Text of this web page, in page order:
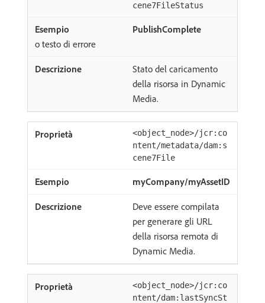
cene7FileStatus
PublishComplete
o testo di errore
Stato del caricamento
della risorsa in Dynamic
Media.
<object_node>/jcr:co
ntent/metadata/dam:s
cene7File
myCompany/myAssetID
Deve essere compilata
per generare gli URL
della risorsa remota di
Dynamic Media.
<object_node>/jcr:co
ntent/dam:lastSyncSt